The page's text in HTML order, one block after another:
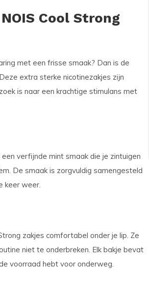
Cool Strong
met een frisse smaak? Dan is de
extra sterke nicotinezakjes zijn
is naar een krachtige stimulans met
verfijnde mint smaak die je zintuigen
De smaak is zorgvuldig samengesteld
keer weer.
zakjes comfortabel onder je lip. Ze
niet te onderbreken. Elk bakje bevat
voorraad hebt voor onderweg.